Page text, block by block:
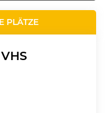
PLÄTZE